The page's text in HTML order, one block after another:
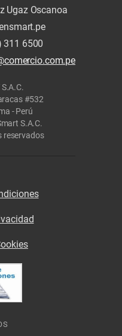
Ugaz Oscanoa
311 6500
#532
- Perú
S.A.C.
reservados